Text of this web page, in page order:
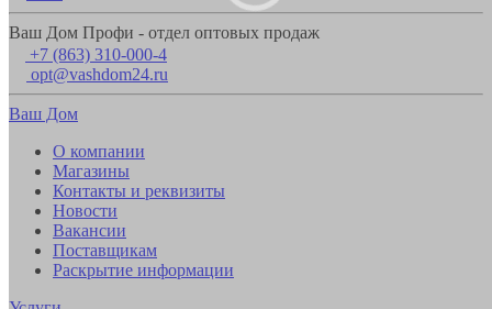
Ваш Дом Профи - отдел оптовых продаж
+7 (863) 310-000-4
opt@vashdom24.ru
Ваш Дом
О компании
Магазины
Контакты и реквизиты
Новости
Вакансии
Поставщикам
Раскрытие информации